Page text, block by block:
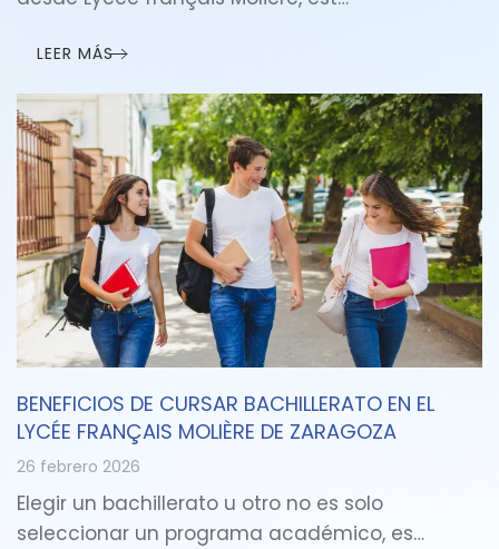
LEER MÁS
BENEFICIOS DE CURSAR BACHILLERATO EN EL
LYCÉE FRANÇAIS MOLIÈRE DE ZARAGOZA
26 febrero 2026
Elegir un bachillerato u otro no es solo
seleccionar un programa académico, es…